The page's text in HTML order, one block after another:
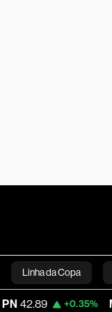
Linha da Copa
Inovação
+0.35% Magalu